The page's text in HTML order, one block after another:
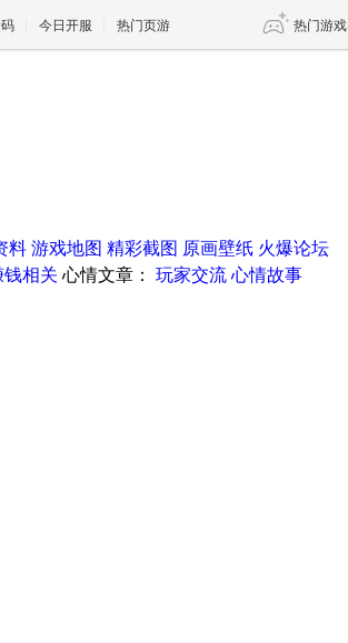
今日开服 热门页游 热门游戏
王权与自由 诛仙世界 新仙侠5
料 游戏地图 精彩截图 原画壁纸 火爆论坛
钱相关 心情文章： 玩家交流 心情故事